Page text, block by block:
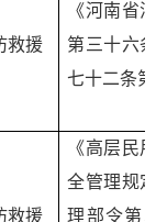
救援
《河南省
第三十六
七十二条
救援
《高层民
全管理规
理部令第